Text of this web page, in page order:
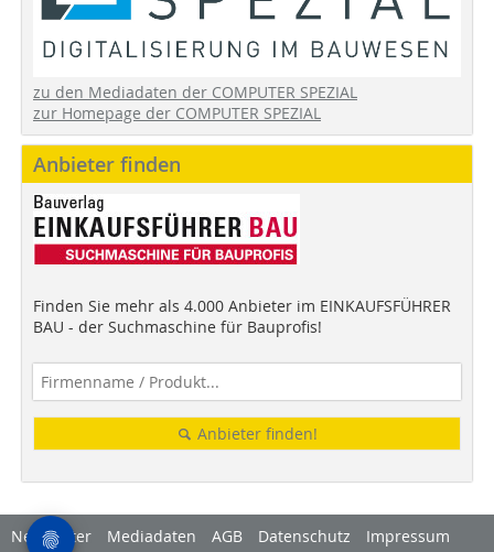
zu den Mediadaten der COMPUTER SPEZIAL
zur Homepage der COMPUTER SPEZIAL
Anbieter finden
Finden Sie mehr als 4.000 Anbieter im EINKAUFSFÜHRER
BAU - der Suchmaschine für Bauprofis!
Anbieter finden!
Newsletter Mediadaten AGB Datenschutz Impressum